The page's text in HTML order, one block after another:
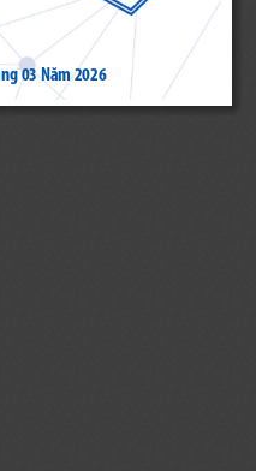
03 Năm 2026